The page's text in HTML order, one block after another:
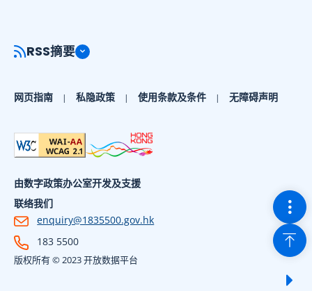
切
回到
RSS摘要
网页指南 私隐政策 使用条款及条件 无障碍声明
由数字政策办公室开发及支援
联络我们
enquiry@1835500.gov.hk
183 5500
版权所有 © 2023 开放数据平台